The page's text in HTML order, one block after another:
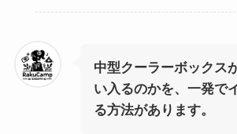
中型クーラーボックス
い入るのかを、一発で
る方法があります。